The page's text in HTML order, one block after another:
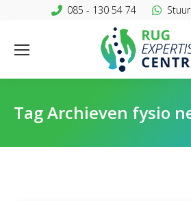
085 - 130 54 74
Tag Archieven fysio